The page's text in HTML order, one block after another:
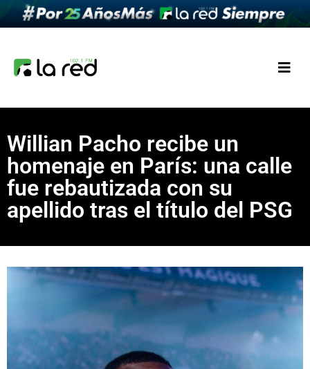
Willian Pacho recibe un
homenaje en París: una calle
fue rebautizada con su
apellido tras el título del PSG